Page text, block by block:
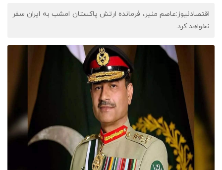
اقتصادنیوز:عاصم منیر، فرمانده ارتش پاکستان امشب به ایران سفر
نخواهد کرد.